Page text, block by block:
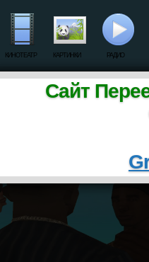
КИНОТЕАТР КАРТИНКИ РАДИО
Сайт
2[Trailer][SAMP][Machinima]